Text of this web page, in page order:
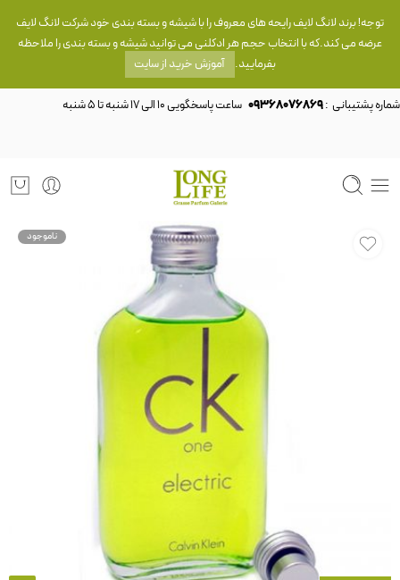
توجه! برند لانگ لایف رایحه های معروف را با شیشه و بسته بندی خود شرکت لانگ لایف
عرضه می کند.که با انتخاب حجم هر ادکلنی می توانید شیشه و بسته بندی را ملاحظه
بفرمایید. آموزش خرید از سایت
شماره پشتیبانی :09368076869
ناموجود